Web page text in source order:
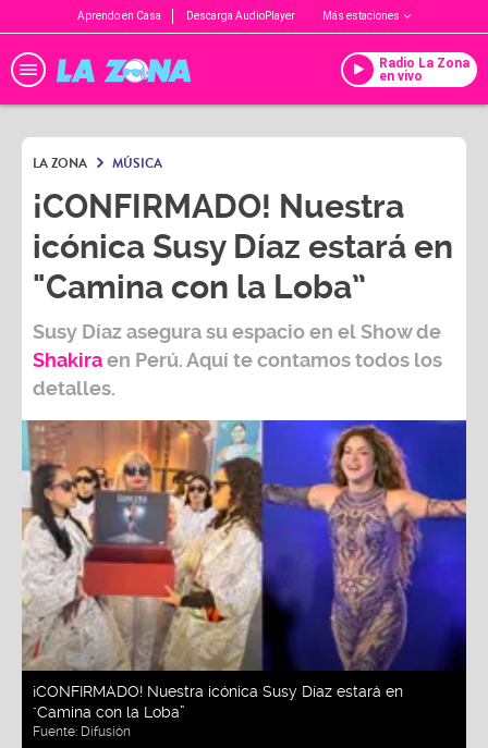
Aprendo en Casa Descarga AudioPlayer Más estaciones
Radio La Zona
en vivo
LA ZONA MÚSICA
¡CONFIRMADO! Nuestra
icónica Susy Díaz estará en
"Camina con la Loba”
Susy Díazasegura su espacio en el Show de
Shakiraen Perú. Aquí te contamos todos los
detalles.
¡CONFIRMADO! Nuestra icónica Susy Díaz estará en
"Camina con la Loba”
Fuente: Difusión